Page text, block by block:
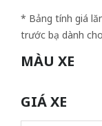
* Bảng tính giá
trước bạ dành
MÀU XE
GIÁ XE